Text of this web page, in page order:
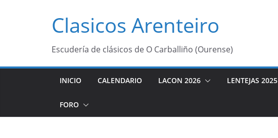
Clasicos Arenteiro
Escudería de clásicos de O Carballiño (Ourense)
INICIO CALENDARIO LACON 2026 LENTEJAS 2025
FORO